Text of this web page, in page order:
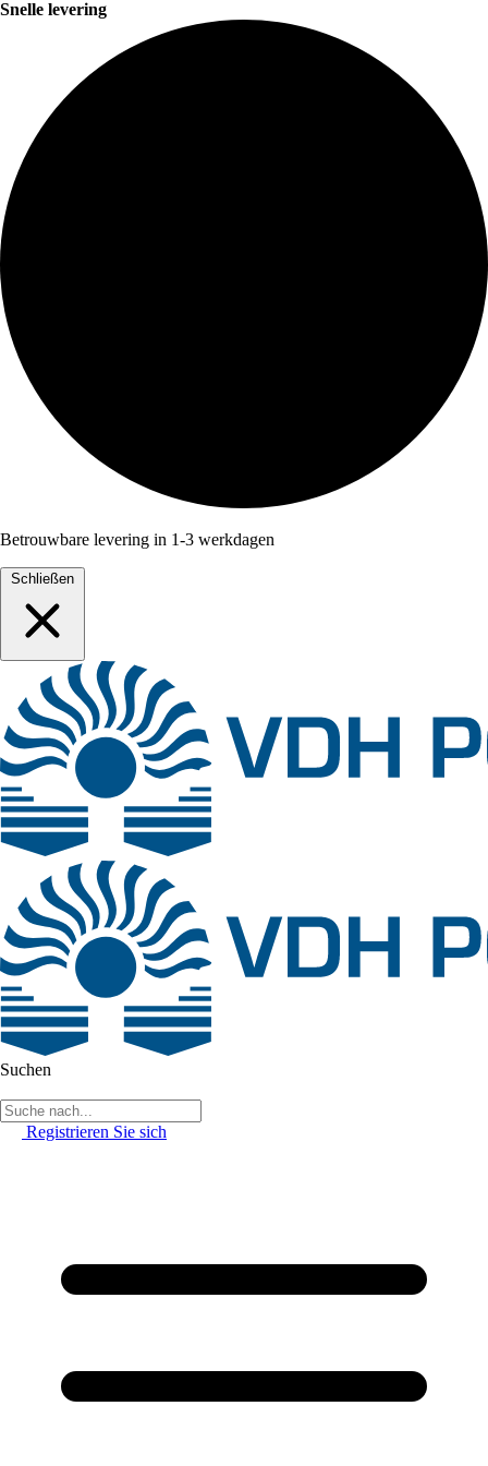
Snelle levering
Betrouwbare levering in 1-3 werkdagen
Schließen
Suchen
Registrieren Sie sich